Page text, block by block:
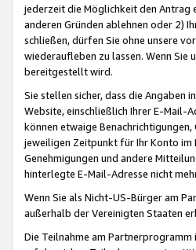
jederzeit die Möglichkeit den Antrag
anderen Gründen ablehnen oder 2)
schließen, dürfen Sie ohne unsere
wiederaufleben zu lassen. Wenn
bereitgestellt wird.
Sie stellen sicher, dass die Angaben
Website, einschließlich Ihrer E-Mail-
können etwaige
jeweiligen Zeitpunkt für Ihr Konto im
Genehmigungen und andere
hinterlegte E-Mail-Adresse nicht
Wenn Sie als Nicht-US-Bürger am
außerhalb der Vereinigten Staaten
Die Teilnahme am